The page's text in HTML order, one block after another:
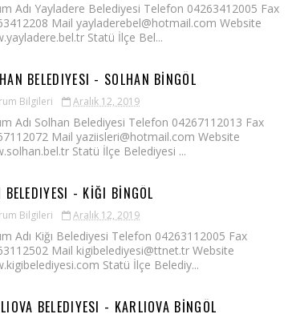
Adı Yayladere Belediyesi Telefon 04263412005 Fax
Mail yayladerebel@hotmail.com Website
Statü İlçe Bel...
BELEDIYESI - SOLHAN BİNGÖL
Bilgileri Aralık 12, 2019
Adı Solhan Belediyesi Telefon 04267112013 Fax
Mail yaziisleri@hotmail.com Website
Statü İlçe Belediyesi ...
BELEDIYESI - KİĞI BİNGÖL
Bilgileri Aralık 12, 2019
Adı Kiğı Belediyesi Telefon 04263112005 Fax
Mail kigibelediyesi@ttnet.tr Website
Statü İlçe Belediy...
BELEDIYESI - KARLIOVA BİNGÖL